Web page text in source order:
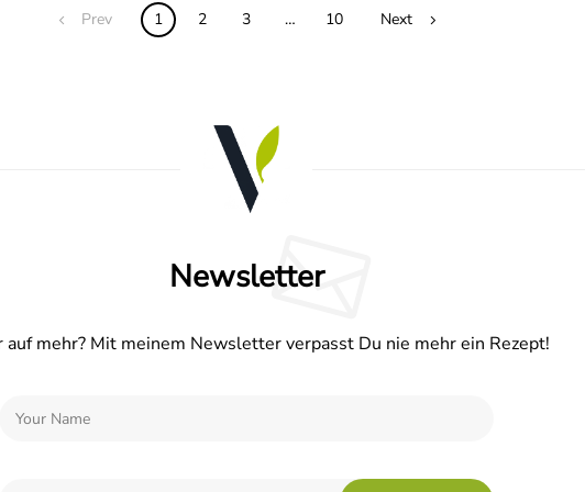
Prev 1 2 3 … 10 Next
Newsletter
auf mehr? Mit meinem Newsletter verpasst Du nie mehr ein Rezept!